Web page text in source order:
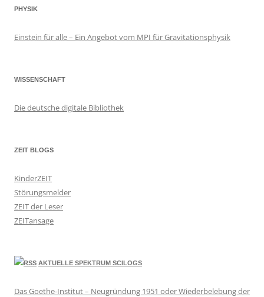
PHYSIK
Einstein für alle – Ein Angebot vom MPI für Gravitationsphysik
WISSENSCHAFT
Die deutsche digitale Bibliothek
ZEIT BLOGS
KinderZEIT
Störungsmelder
ZEIT der Leser
ZEITansage
AKTUELLE SPEKTRUM SCILOGS
Das Goethe-Institut – Neugründung 1951 oder Wiederbelebung der